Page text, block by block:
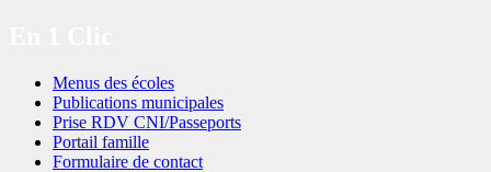
Menus des écoles
Publications municipales
Prise RDV CNI/Passeports
Portail famille
Formulaire de contact